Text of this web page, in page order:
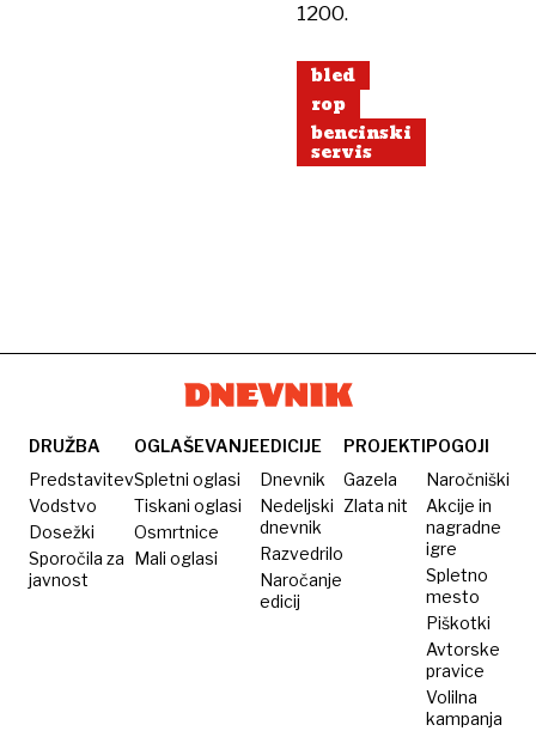
1200.
bled
rop
bencinski
servis
DRUŽBA
Predstavitev
Vodstvo
Dosežki
Sporočila za
javnost
OGLAŠEVANJE
Spletni oglasi
Tiskani oglasi
Osmrtnice
Mali oglasi
EDICIJE
Dnevnik
Nedeljski
dnevnik
Razvedrilo
Naročanje
edicij
PROJEKTI
Gazela
Zlata nit
POGOJI
Naročniški
Akcije in
nagradne
igre
Spletno
mesto
Piškotki
Avtorske
pravice
Volilna
kampanja